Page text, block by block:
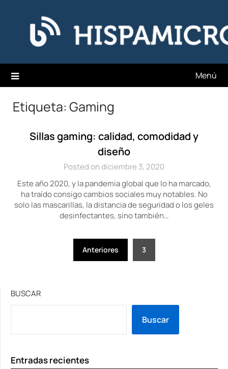
contenido
Hispamicro Blog
Menú
Etiqueta: Gaming
Sillas gaming: calidad, comodidad y
diseño
Posted on diciembre 3, 2020
Este año 2020, y la pandemia global que lo ha marcado,
ha traído consigo cambios sociales muy notables. No
solo las mascarillas, la distancia de seguridad o los geles
desinfectantes, sino también…
Anteriores 3
BUSCAR
Buscar
Entradas recientes